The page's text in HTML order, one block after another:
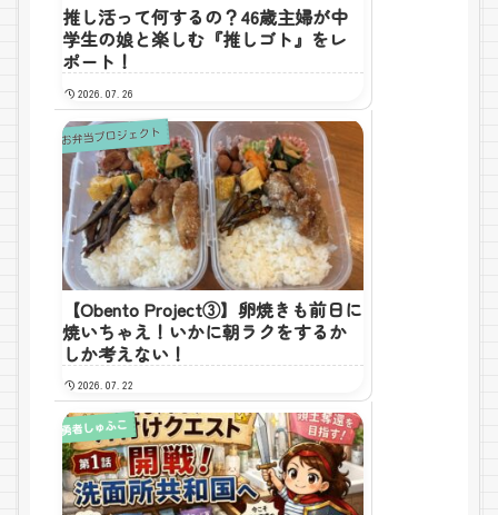
推し活って何するの？46歳主婦が中
学生の娘と楽しむ『推しゴト』をレ
ポート！
2026.07.26
お弁当プロジェクト
【Obento Project③】卵焼きも前日に
焼いちゃえ！いかに朝ラクをするか
しか考えない！
2026.07.22
勇者しゅふこ